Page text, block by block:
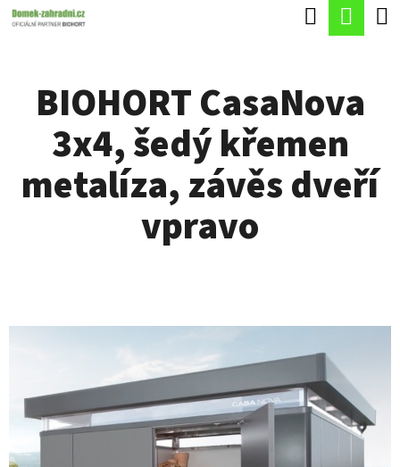
Přejít
Hledat
BIOHORT CasaNova
3x4, šedý křemen
metalíza, závěs dveří
vpravo
K
P
O
B